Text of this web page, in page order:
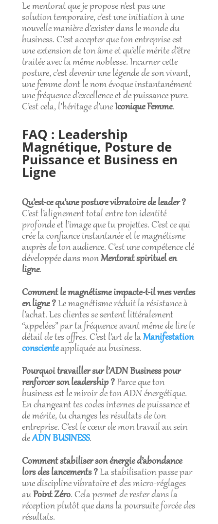
Le mentorat que je propose n’est pas une
solution temporaire, c’est une initiation à une
nouvelle manière d’exister dans le monde du
business. C’est accepter que ton entreprise est
une extension de ton âme et qu’elle mérite d’être
traitée avec la même noblesse. Incarner cette
posture, c’est devenir une légende de son vivant,
une femme dont le nom évoque instantanément
une fréquence d’excellence et de puissance pure.
C’est cela, l’héritage d’uneIconique Femme.
FAQ : Leadership
Magnétique, Posture de
Puissance et Business en
Ligne
Qu’est-ce qu’une posture vibratoire de leader ?
C’est l’alignement total entre ton identité
profonde et l’image que tu projettes. C’est ce qui
crée la confiance instantanée et le magnétisme
auprès de ton audience. C’est une compétence clé
développée dans monMentorat spirituel en
ligne.
Comment le magnétisme impacte-t-il mes ventes
en ligne ?Le magnétisme réduit la résistance à
l’achat. Les clientes se sentent littéralement
“appelées” par ta fréquence avant même de lire le
détail de tes offres. C’est l’art de laManifestation
conscienteappliquée au business.
Pourquoi travailler sur l’ADN Business pour
renforcer son leadership ?Parce que ton
business est le miroir de ton ADN énergétique.
En changeant tes codes internes de puissance et
de mérite, tu changes les résultats de ton
entreprise. C’est le cœur de mon travail au sein
deADN BUSINESS.
Comment stabiliser son énergie d’abondance
lors des lancements ?La stabilisation passe par
une discipline vibratoire et des micro-réglages
auPoint Zéro. Cela permet de rester dans la
réception plutôt que dans la poursuite forcée des
résultats.